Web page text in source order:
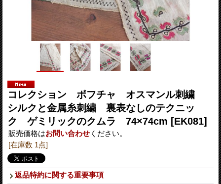
コレクション ボフチャ オスマンル刺繍
シルクと金属糸刺繍 裏表なしのテクニッ
ク ゲミリックのクムラ 74×74cm [EK081]
販売価格はお問い合わせ ください。
[在庫数 1点]
返品特約に関する重要事項